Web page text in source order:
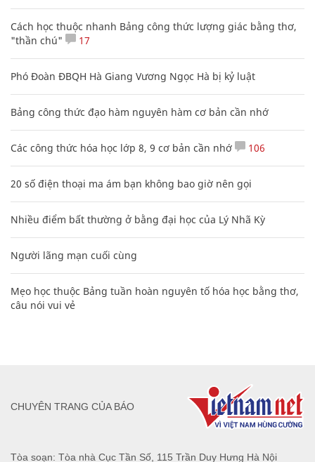
Cách học thuộc nhanh Bảng công thức lượng giác bằng thơ,
"thần chú"
17
Phó Đoàn ĐBQH Hà Giang Vương Ngọc Hà bị kỷ luật
Bảng công thức đạo hàm nguyên hàm cơ bản cần nhớ
Các công thức hóa học lớp 8, 9 cơ bản cần nhớ 106
20 số điện thoại ma ám bạn không bao giờ nên gọi
Nhiều điểm bất thường ở bằng đại học của Lý Nhã Kỳ
Người lãng mạn cuối cùng
Mẹo học thuộc Bảng tuần hoàn nguyên tố hóa học bằng thơ,
câu nói vui vẻ
Tòa soạn: Tòa nhà Cục Tần Số, 115 Trần Duy Hưng Hà Nội
CHUYÊN TRANG CỦA BÁO